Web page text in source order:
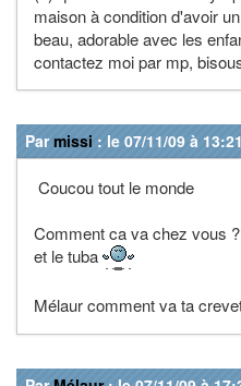
maison à condition d'avoir
beau, adorable avec les
contactez moi par mp,
Parmissi : le 07/11/09 à
Coucou tout le monde
Comment ca va chez vous
et le tuba
Mélaur comment va ta